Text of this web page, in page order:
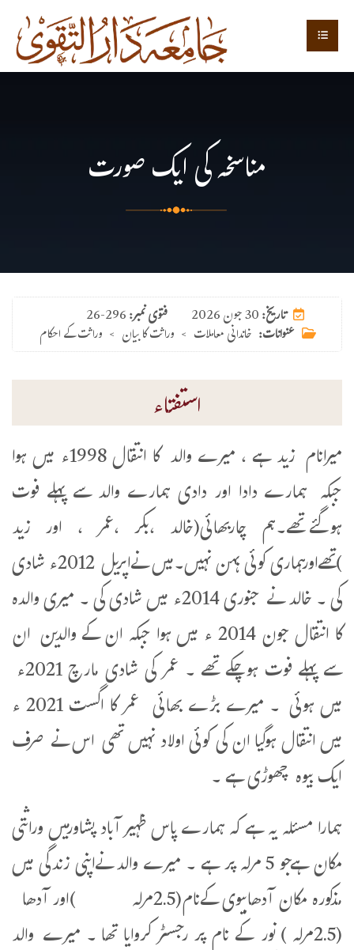
مناسخہ کی ایک صورت
فتوی نمبر:26-296 تاریخ:30 جون 2026
عنوانات: خاندانی معاملات > وراثت کا بیان > وراثت کے احکام
استفتاء
میرانام زید ہے ، میرے والد کا انتقال 1998ء میں ہوا
جبکہ ہمارے دادا اور دادی ہمارے والد سے پہلے فوت
ہوگئےتھے۔ہم چاربھائی(خالد ،بکر ،عمر ، اور زید
)تھےاورہماری کوئی بہن نہیں۔میں نےاپریل 2012ء شادی
کی ۔ خالد نے جنوری 2014ء میں شادی کی ۔ میری والدہ
کا انتقال جون 2014 ء میں ہوا جبکہ ان کے والدین ان
سے پہلے فوت ہوچکے تھے ۔ عمر کی شادی مارچ 2021ء
میں ہوئی ۔ میرے بڑے بھائی عمر کا اگست 2021 ء
میں انتقال ہوگیا ان کی کوئی اولاد نہیں تھی اس نے صرف
ایک بیوہ چھوڑی ہے ۔
ہمارا مسئلہ یہ ہے کہ ہمارے پاس ظہیر آباد پشاورمیں وراثتی
مکان ہےجو 5 مرلہ پر ہے ۔ میرے والد نےاپنی زندگی میں
مذکورہ مکان آدھابیوی کےنام(2.5مرلہ )اور آدھا
(2.5مرلہ ) نور کے نام پر رجسٹر کروایا تھا ۔ میرے والد